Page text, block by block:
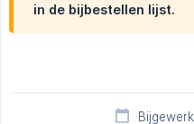
in de bijbestellen lijst.